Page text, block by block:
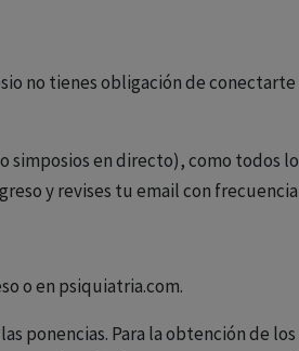
no tienes obligación de
en directo), como todos
y revises tu email con
o en psiquiatria.com.
ponencias. Para la obtención de